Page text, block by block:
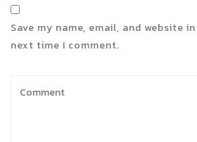
Save my name, email, and website
next time I comment.